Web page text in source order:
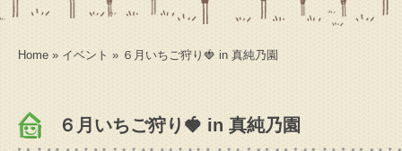
Home » イベント » ６月いちご狩り🍓 in 真純乃園
６月いちご狩り🍓 in 真純乃園